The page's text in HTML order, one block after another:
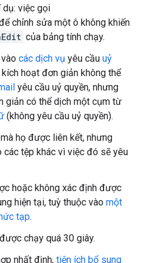
dụ: việc gọi
chỉnh sửa một ô không khiến
của bảng tính chạy.
các dịch vụ yêu cầu uỷ
hoạt đơn giản không thể
yêu cầu uỷ quyền, nhưng
giản có thể dịch một cụm từ
(không yêu cầu uỷ quyền).
họ được liên kết, nhưng
các tệp khác vì việc đó sẽ yêu
hoặc không xác định được
hiện tại, tuỳ thuộc vào một
tạp.
chạy quá 30 giây.
nhất định, tiện ích bổ sung